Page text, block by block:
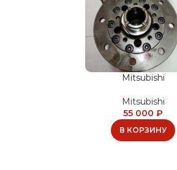
Mitsubishi
Mitsubishi
55 000₽
В КОРЗИНУ